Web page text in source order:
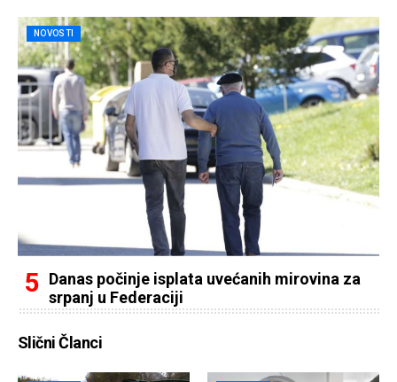
NOVOSTI
Danas počinje isplata uvećanih mirovina za
srpanj u Federaciji
Slični Članci